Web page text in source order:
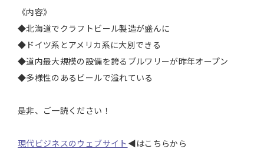
《内容》
◆北海道でクラフトビール製造が盛んに
◆ドイツ系とアメリカ系に大別できる
◆道内最大規模の設備を誇るブルワリーが昨年オープン
◆多様性のあるビールで溢れている
是非、ご一読ください！
現代ビジネスのウェブサイト ◀はこちらから